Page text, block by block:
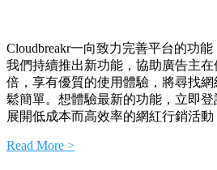
Cloudbreakr一向致力完善平台的功能
我們持續推出新功能，協助廣告主
倍，享有優質的使用體驗，將尋找
鬆簡單。想體驗最新的功能，立即登
展開低成本而高效率的網紅行銷活動
Read More >